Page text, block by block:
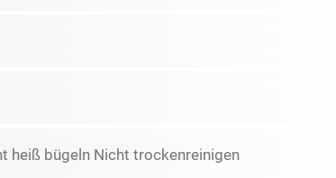
heiß bügeln Nicht trockenreinigen